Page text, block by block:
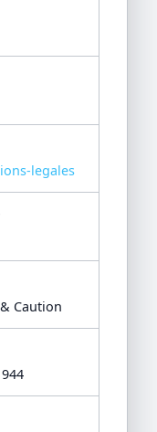
legales
Caution